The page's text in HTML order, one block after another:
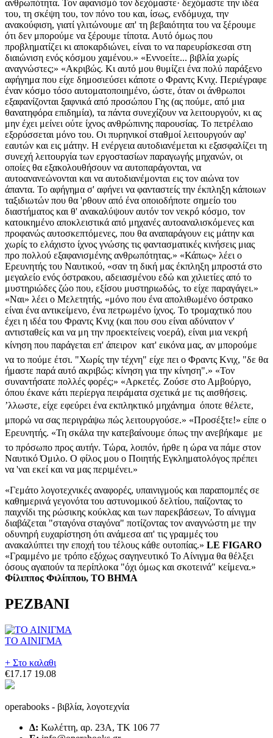
«Γεμάτο λογοτεχνικές αναφορές, υπαινιγμούς και παραπομπές σε
καθημερινά γεγονότα του αστυνομικού δελτίου, παίζοντας το
παιχνίδι της ρώσικης κούκλας και των παρεκβάσεων, Το αίνιγμα
διαβάζεται "σταγόνα σταγόνα" ποτίζοντας τον αναγνώστη με την
οδυνηρή ευχαρίστηση ότι ανάμεσα απ' τις γραμμές του
ανακαλύπτει την εποχή του τέλους κάθε ουτοπίας.» LE FIGARO
«Γραμμένο με τρόπο εξόχως σαγηνευτικό Το Αίνιγμα θα θέλξει
όσους αγαπούν τα περίπλοκα "όχι όμως και σκοτεινά" κείμενα.»
Φίλιππος Φιλίππου, ΤΟ ΒΗΜΑ
ΡΕΖΒΑΝΙ
ΤΟ ΑΙΝΙΓΜΑ
+ Στο καλαθι
€17.17 19.08
operabooks - βιβλία, λογοτεχνία
Δ: Κωλέττη, αρ. 23Α, ΤΚ 106 77